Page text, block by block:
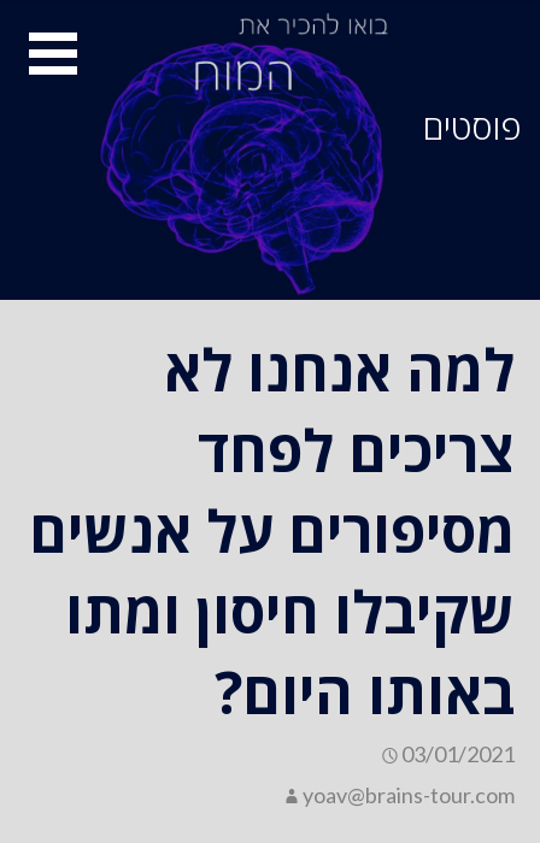
פוסטים
למה אנחנו לא
צריכים לפחד
מסיפורים על אנשים
שקיבלו חיסון ומתו
באותו היום?
03/01/2021
yoav@brains-tour.com